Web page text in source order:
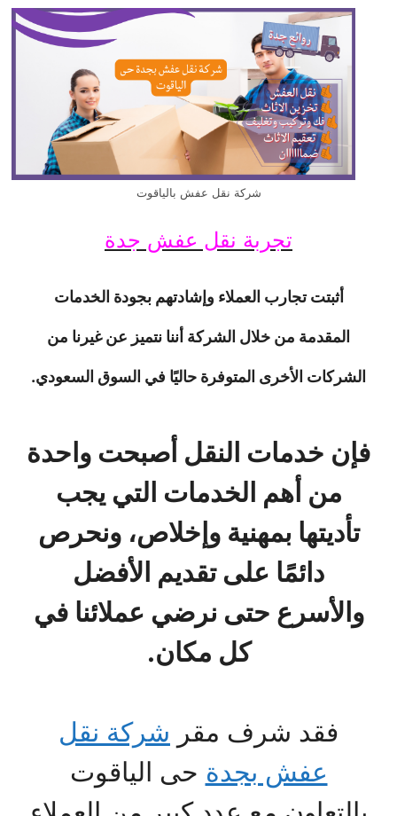
شركة نقل عفش بالياقوت
تجربة نقل عفش جدة
أثبتت تجارب العملاء وإشادتهم بجودة الخدمات
المقدمة من خلال الشركة أننا نتميز عن غيرنا من
الشركات الأخرى المتوفرة حاليًا في السوق السعودي.
فإن خدمات النقل أصبحت واحدة
من أهم الخدمات التي يجب
تأديتها بمهنية وإخلاص، ونحرص
دائمًا على تقديم الأفضل
والأسرع حتى نرضي عملائنا في
كل مكان.
فقد شرف مقر شركة نقل
عفش بجدةحى الياقوت